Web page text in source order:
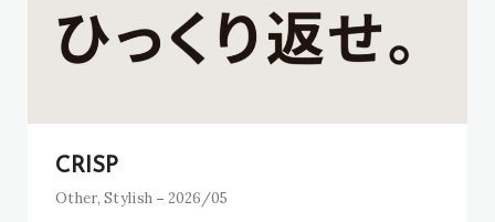
CRISP
Other,Stylish 2026/05